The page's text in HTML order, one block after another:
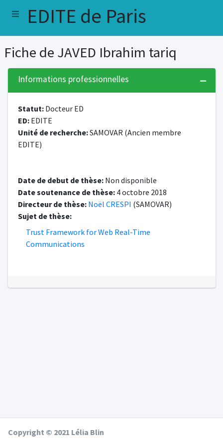
EDITE de Paris
Fiche de JAVED Ibrahim tariq
Informations professionnelles
Statut: Docteur ED
ED: EDITE
Unité de recherche:SAMOVAR (Ancien membre
EDITE)
Date de debut de thèse: Non disponible
Date soutenance de thèse: 4 octobre 2018
Directeur de thèse: Noël CRESPI (SAMOVAR)
Sujet de thèse:
Trust Framework for Web Real-Time
Communications
Copyright © 2021 Lélia Blin